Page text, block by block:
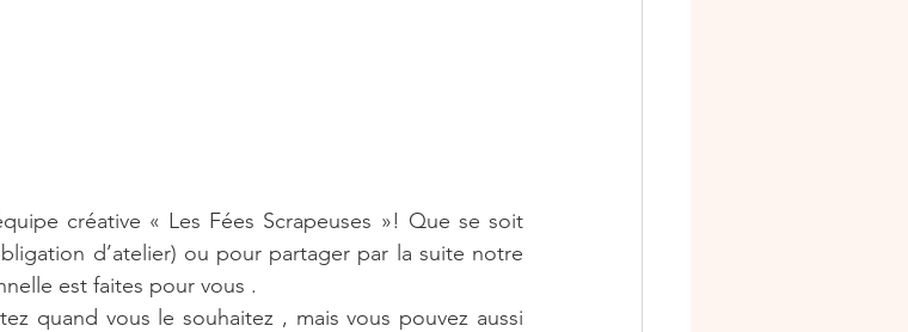
créative « Les Fées Scrapeuses »! Que se soit
d’atelier) ou pour partager par la suite notre
est faites pour vous .
quand vous le souhaitez , mais vous pouvez aussi